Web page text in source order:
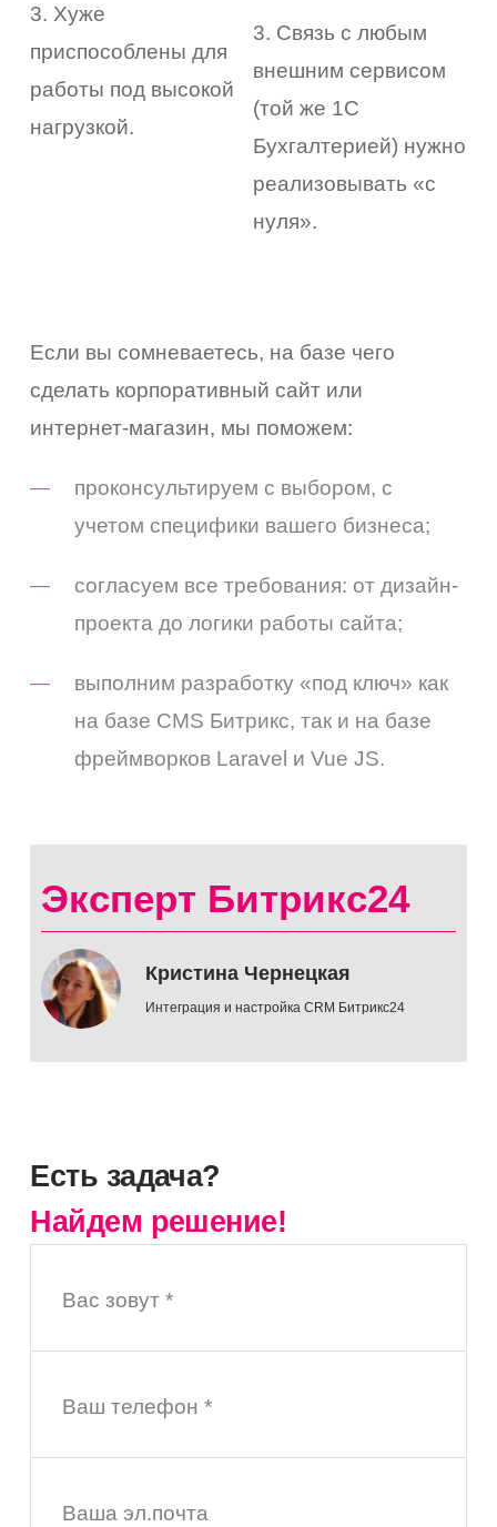
3. Хуже
приспособлены для
работы под высокой
нагрузкой.
3. Связь с любым
внешним сервисом
(той же 1С
Бухгалтерией) нужно
реализовывать «с
нуля».
Если вы сомневаетесь, на базе чего
сделать корпоративный сайт или
интернет-магазин, мы поможем:
проконсультируем с выбором, с
учетом специфики вашего бизнеса;
согласуем все требования: от дизайн-
проекта до логики работы сайта;
выполним разработку «под ключ» как
на базе CMS Битрикс, так и на базе
фреймворков Laravel и Vue JS.
Эксперт Битрикс24
Кристина Чернецкая
Интеграция и настройка CRM Битрикс24
Есть задача?
Найдем решение!
Вас зовут *
Ваш телефон *
Ваша эл.почта